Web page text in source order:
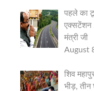
पहले का
एक्सटेंशन
मंत्री जी
August
शिव
भीड़, तीन